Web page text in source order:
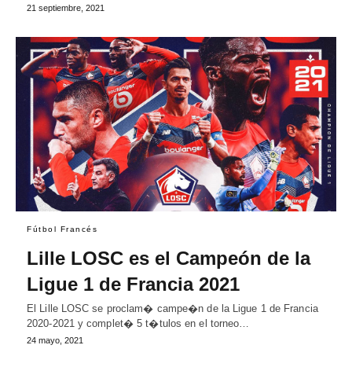
21 septiembre, 2021
Fútbol Francés
Lille LOSC es el Campeón de la
Ligue 1 de Francia 2021
El Lille LOSC se proclam� campe�n de la Ligue 1 de Francia
2020-2021 y complet� 5 t�tulos en el torneo…
24 mayo, 2021